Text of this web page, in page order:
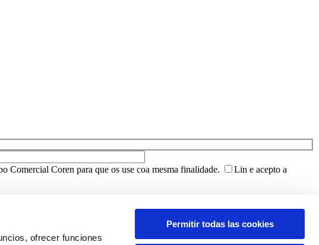
ofrecer funciones
Permitir todas las cookies
Comercial Coren para que os use coa mesma finalidade.
Lin e acepto a